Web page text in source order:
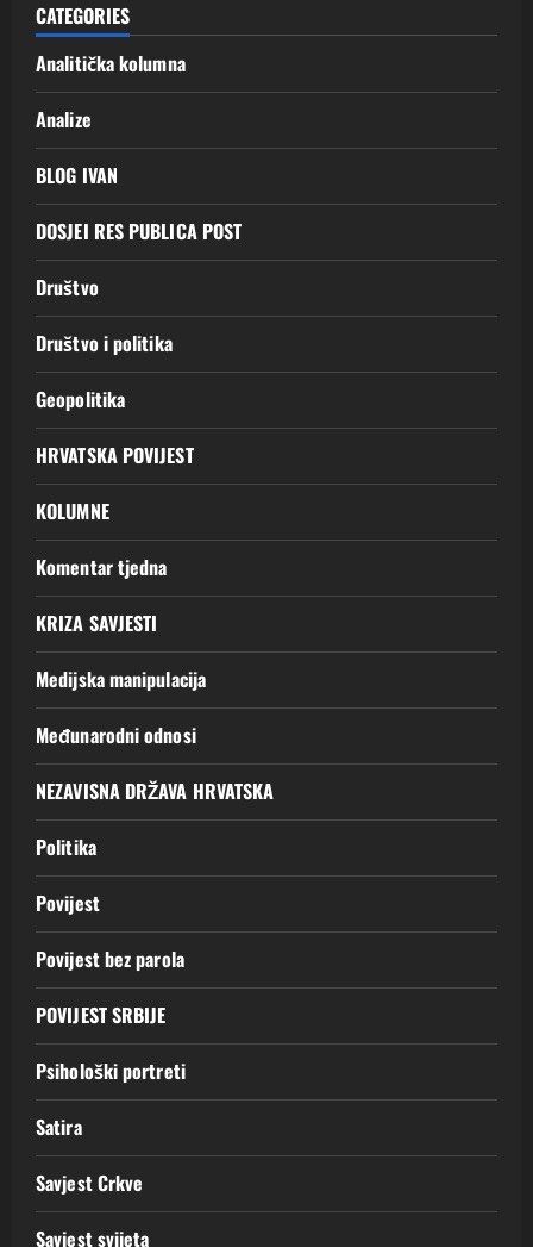
CATEGORIES
Analitička kolumna
Analize
BLOG IVAN
DOSJEI RES PUBLICA POST
Društvo
Društvo i politika
Geopolitika
HRVATSKA POVIJEST
KOLUMNE
Komentar tjedna
KRIZA SAVJESTI
Medijska manipulacija
Međunarodni odnosi
NEZAVISNA DRŽAVA HRVATSKA
Politika
Povijest
Povijest bez parola
POVIJEST SRBIJE
Psihološki portreti
Satira
Savjest Crkve
Savjest svijeta